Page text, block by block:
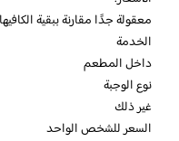
معقولة جدََا مقارنة ببقية
الخدمة
داخل المطعم
نوع الوجبة
غير ذلك
السعر للشخص الواحد